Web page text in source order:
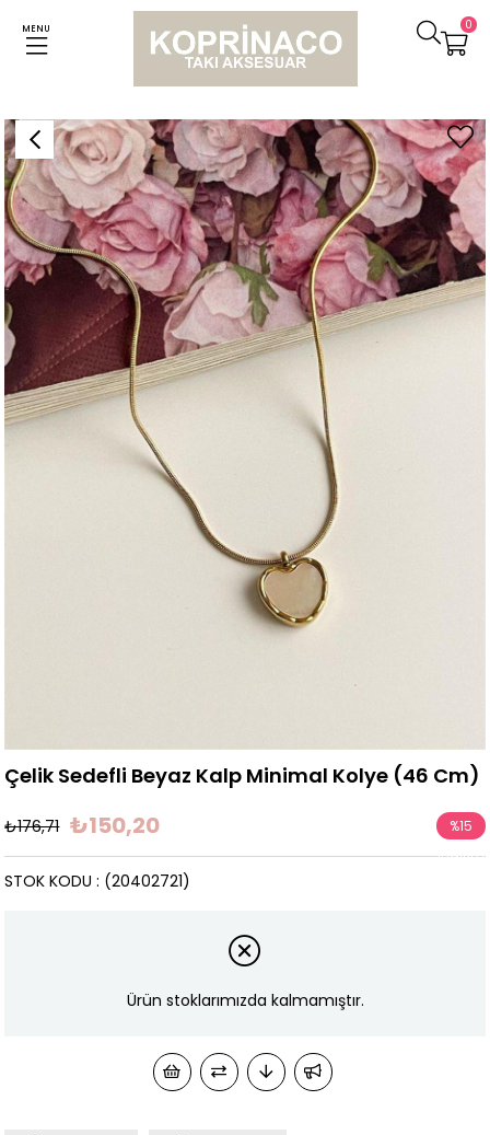
MENU 0
Kolyeler Çelik Sedefli Beyaz Kalp Minimal Kolye (46 Cm)
Çelik Sedefli Beyaz Kalp Minimal Kolye (46 Cm)
₺176,71 ₺150,20 %15
İndirim
(20402721)
STOK KODU
Ürün stoklarımızda kalmamıştır.